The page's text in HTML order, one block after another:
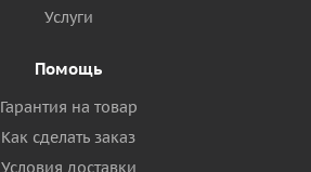
Услуги
Помощь
Гарантия на товар
Как сделать заказ
Условия доставки